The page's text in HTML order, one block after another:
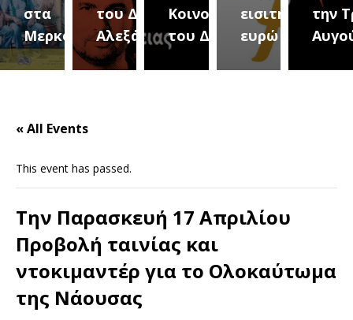
του Δήμου
Αλεξάνδρειας
Κοινοτήτων
του Δήμου
εισιτήριο 2
ευρώ
την Τρίτη 18
Αυγούστουτου
« All Events
This event has passed.
Την Παρασκευή 17 Απριλίου
Προβολή ταινίας και
ντοκιμαντέρ για το Ολοκαύτωμα
της Νάουσας